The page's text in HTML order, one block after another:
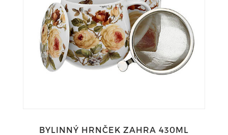
BYLINNÝ HRNČEK ZAHRA 430ML